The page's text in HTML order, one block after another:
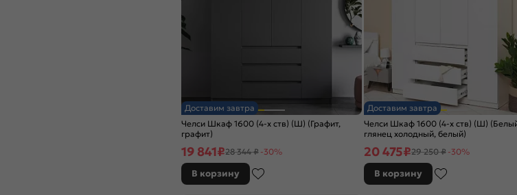
Доставим завтра
Челси Шкаф 1600 (4-х ств) (Ш) (Графит,
графит)
19 841₽28 344 ₽ -30%
В корзину
Доставим завтра
Челси Шкаф 1600 (4-х ств) (Ш)
глянец холодный, белый)
20 475₽29 250 ₽ -30%
В корзину